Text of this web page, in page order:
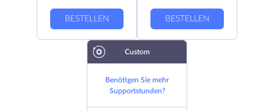
BESTELLEN BESTELLEN
Custom
Benötigen Sie mehr
Supportstunden?